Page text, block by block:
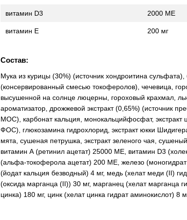
витамин D3 2000 МЕ
витамин Е 200 мг
Состав:
Мука из курицы (30%) (источник хондроитина сульфата),
(консервированный смесью токоферолов), чечевица,
высушенной на солнце люцерны, гороховый крахмал,
ароматизатор, дрожжевой экстракт (0,65%) (источник
МОС), карбонат кальция, монокальцийфосфат, экстракт
ФОС), глюкозамина гидрохлорид, экстракт юкки
мята, сушеная петрушка, экстракт зеленого чая,
витамин А (ретинил ацетат) 25000 МЕ, витамин D3
(альфа-токоферола ацетат) 200 МЕ, железо
(йодат кальция безводный) 4 мг, медь (хелат меди (II)
(оксида марганца (II)) 30 мг, марганец (хелат марганца
цинка) 180 мг, цинк (хелат цинка гидрат аминокислот) 8